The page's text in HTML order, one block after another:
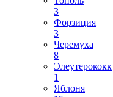
3
Форзиция
3
Черемуха
8
Элеутерококк
1
Яблоня